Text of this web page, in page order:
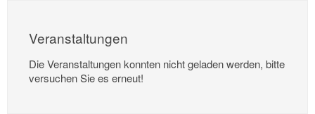
Veranstaltungen
Die Veranstaltungen konnten nicht geladen werden, bitte
versuchen Sie es erneut!